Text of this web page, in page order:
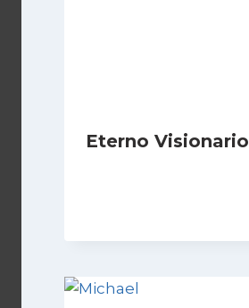
Eterno Visionario